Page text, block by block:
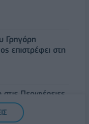
Γρηγόρη
επιστρέφει στη
Περιφέρειες